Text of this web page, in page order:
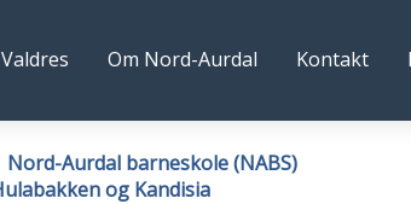
Om Nord-Aurdal Kontakt
Nord-Aurdal barneskole (NABS)
og Kandisia